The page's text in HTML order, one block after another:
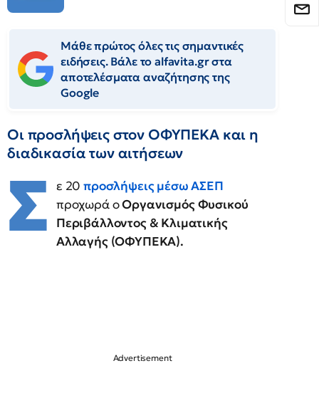
Μάθε πρώτος όλες τις σημαντικές
ειδήσεις. Βάλε το alfavita.gr στα
αποτελέσματα αναζήτησης της
Google
Οι προσλήψεις στον ΟΦΥΠΕΚΑ και η
διαδικασία των αιτήσεων
Σ ε 20προσλήψεις μέσω ΑΣΕΠ
προχωράοΟργανισμός Φυσικού
Περιβάλλοντος & Κλιματικής
Αλλαγής (ΟΦΥΠΕΚΑ).